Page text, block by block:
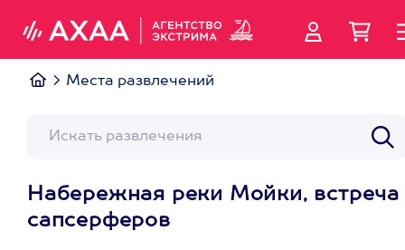
Места развлечений
Набережная реки Мойки, встреча
сапсерферов